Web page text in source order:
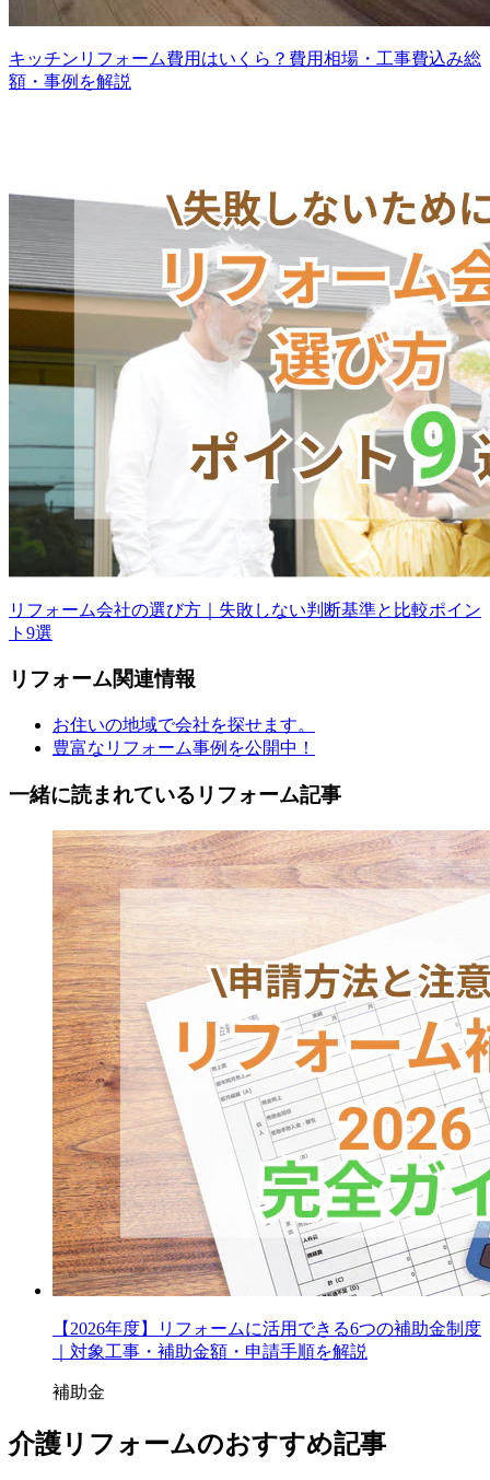
キッチンリフォーム費用はいくら？費用相場・工事費込み総
額・事例を解説
リフォーム会社の選び方｜失敗しない判断基準と比較ポイン
ト9選
リフォーム関連情報
お住いの地域で会社を探せます。
豊富なリフォーム事例を公開中！
一緒に読まれている リフォーム記事
【2026年度】リフォームに活用できる6つの補助金制度
｜対象工事・補助金額・申請手順を解説
補助金
介護リフォームのおすすめ記事